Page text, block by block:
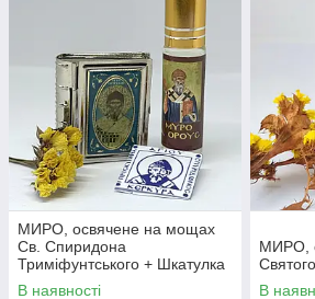
МИРО, освячене на мощах
Св. Спиридона
Триміфунтського + Шкатулка
з ликом + Філахта
В наявності
МИРО,
В